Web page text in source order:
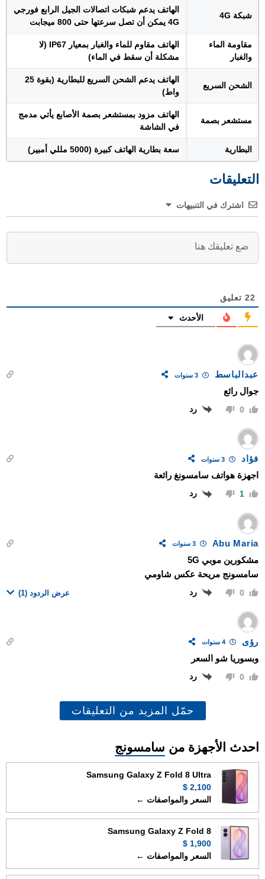
شبكة 4G
الهاتف يدعم شبكات اتصالات الجيل الرابع فورجي
4G يمكن أن تصل سرعتها حتى 800 ميجابت
مقاومة الماء
والغبار
الهاتف مقاوم للماء والغبار بمعيار IP67 (لا
مشكلة أن سقط في الماء)
الشحن السريع
الهاتف يدعم الشحن السريع للبطارية (بقوة 25
واط)
مستشعر بصمة
الهاتف مزود بمستشعر بصمة الأصابع يأتي مدمج
في الشاشة
البطارية سعة بطارية الهاتف كبيرة (5000 مللي أمبير)
التعليقات
اشترك في التنبيهات
22 تعليق
الأحدث
عبدالباسط 3 سنوات
جوال رائع
0 رد
فؤاد
اجهزة هواتف سامسونغ رائعة
1 رد
Abu Maria 3 سنوات
مشكورين موبي 5G
سامسونج مريحة عكس شاومي
0 رد عرض الردود (1)
رؤى 4 سنوات
وبسوريا شو السعر
0 رد
حمّل المزيد من التعليقات
احدث الأجهزة من سامسونج
Samsung Galaxy Z Fold 8 Ultra
2,100 $
السعر والمواصفات ←
Samsung Galaxy Z Fold 8
1,900 $
السعر والمواصفات ←